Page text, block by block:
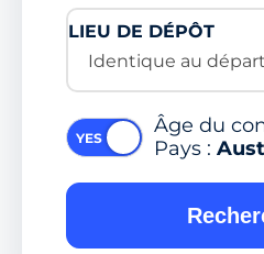
LIEU DE DÉPÔT
Identique au départ
Âge du
Pays :